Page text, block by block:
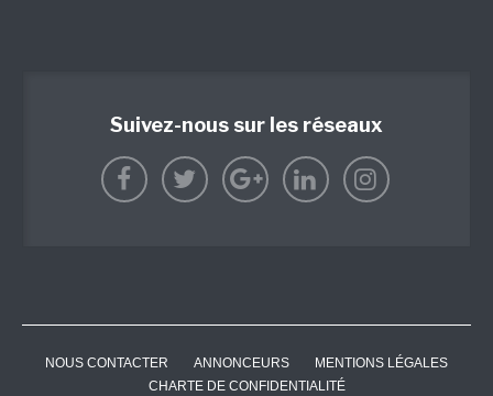
Suivez-nous sur les réseaux
NOUS CONTACTER ANNONCEURS
MENTIONS LÉGALES
CHARTE DE CONFIDENTIALITÉ